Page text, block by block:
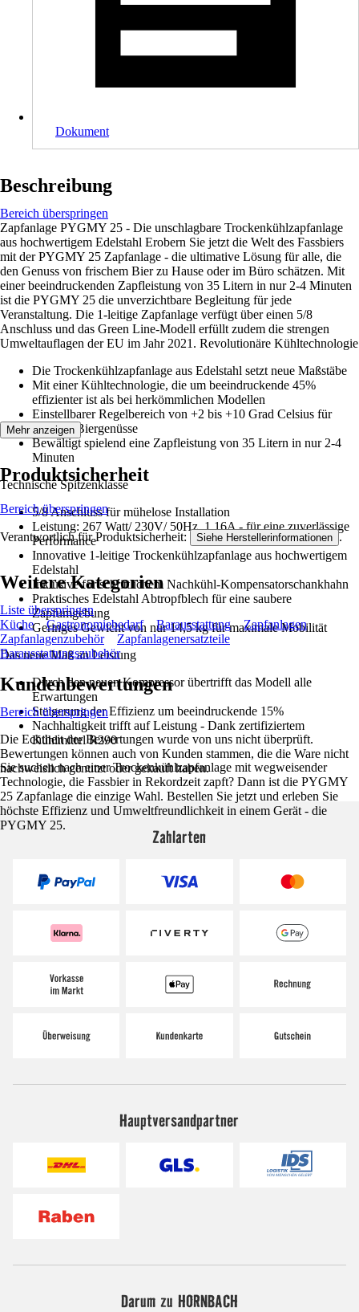
Dokument
Beschreibung
Bereich überspringen
Zapfanlage PYGMY 25 - Die unschlagbare Trockenkühlzapfanlage
aus hochwertigem Edelstahl Erobern Sie jetzt die Welt des Fassbiers
mit der PYGMY 25 Zapfanlage - die ultimative Lösung für alle, die
den Genuss von frischem Bier zu Hause oder im Büro schätzen. Mit
einer beeindruckenden Zapfleistung von 35 Litern in nur 2-4 Minuten
ist die PYGMY 25 die unverzichtbare Begleitung für jede
Veranstaltung. Die 1-leitige Zapfanlage verfügt über einen 5/8
Anschluss und das Green Line-Modell erfüllt zudem die strengen
Umweltauflagen der EU im Jahr 2021. Revolutionäre Kühltechnologie
Die Trockenkühlzapfanlage aus Edelstahl setzt neue Maßstäbe
Mit einer Kühltechnologie, die um beeindruckende 45%
effizienter ist als bei herkömmlichen Modellen
Einstellbarer Regelbereich von +2 bis +10 Grad Celsius für
perfekte Biergenüsse
Bewältigt spielend eine Zapfleistung von 35 Litern in nur 2-4
Minuten
Technische Spitzenklasse
5/8 Anschluss für mühelose Installation
Leistung: 267 Watt/ 230V/ 50Hz, 1,16A - für eine zuverlässige
Performance
Innovative 1-leitige Trockenkühlzapfanlage aus hochwertigem
Edelstahl
Inklusive fortschrittlichem Nachkühl-Kompensatorschankhahn
Praktisches Edelstahl Abtropfblech für eine saubere
Zapfumgebung
Geringes Gewicht von nur 14,5 kg für maximale Mobilität
Das neue Maß an Leistung
Durch den neuen Kompressor übertrifft das Modell alle
Erwartungen
Steigerung der Effizienz um beeindruckende 15%
Nachhaltigkeit trifft auf Leistung - Dank zertifiziertem
Kühlmittel R290
Sie suchen nach einer Trockenkühlzapfanlage mit wegweisender
Technologie, die Fassbier in Rekordzeit zapft? Dann ist die PYGMY
25 Zapfanlage die einzige Wahl. Bestellen Sie jetzt und erleben Sie
höchste Effizienz und Umweltfreundlichkeit in einem Gerät - die
PYGMY 25.
Mehr anzeigen
Produktsicherheit
Bereich überspringen
Verantwortlich für Produktsicherheit: Siehe Herstellerinformationen .
Weitere Kategorien
Liste überspringen
Küche
Gastronomiebedarf Barausstattung
Zapfanlagen
Zapfanlagenzubehör
Zapfanlagenersatzteile
Barausstattungszubehör
Kundenbewertungen
Bereich überspringen
Die Echtheit der Bewertungen wurde von uns nicht überprüft.
Bewertungen können auch von Kunden stammen, die die Ware nicht
nachweislich genutzt oder gekauft haben.
Zahlarten
Hauptversandpartner
Darum zu HORNBACH